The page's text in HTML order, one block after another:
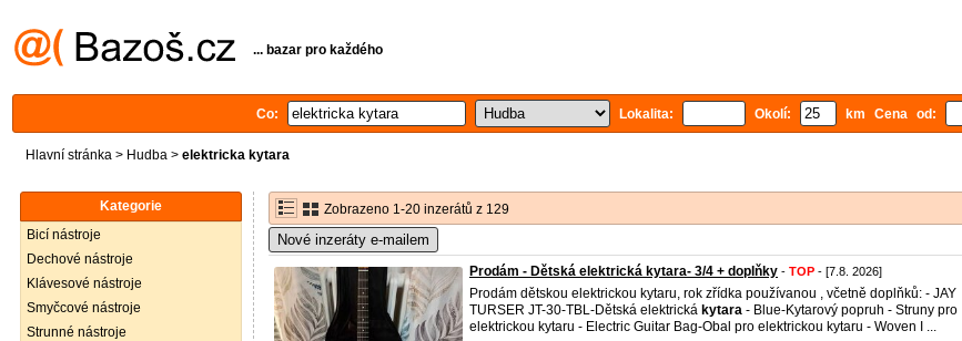
... bazar pro každého
Co: Lokalita: Okolí: km Cena od:
Hlavní stránka > Hudba > elektricka kytara
Kategorie
Bicí nástroje
Dechové nástroje
Klávesové nástroje
Smyčcové nástroje
Strunné nástroje
Zobrazeno 1-20 inzerátů z 129
Nové inzeráty e-mailem
Prodám - Dětská elektrická kytara- 3/4 + doplňky - TOP - [7.8. 2026]
Prodám dětskou elektrickou kytaru, rok zřídka používanou , včetně doplňků: - JAY
TURSER JT-30-TBL-Dětská elektrická kytara - Blue-Kytarový popruh - Struny pro
elektrickou kytaru - Electric Guitar Bag-Obal pro elektrickou kytaru - Woven I ...